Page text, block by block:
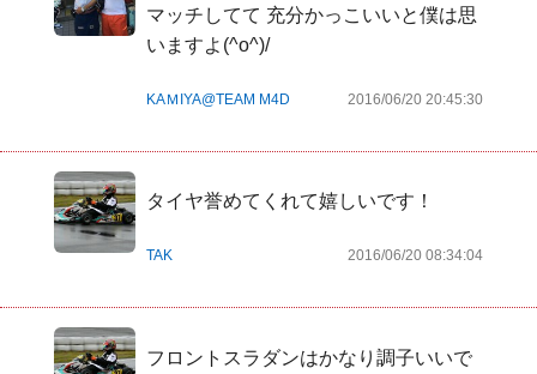
マッチしてて 充分かっこいいと僕は思
いますよ(^o^)/
KAＭIYA@TEAM M4D 2016/06/20 20:45:30
タイヤ誉めてくれて嬉しいです！
TAK 2016/06/20 08:34:04
フロントスラダンはかなり調子いいで